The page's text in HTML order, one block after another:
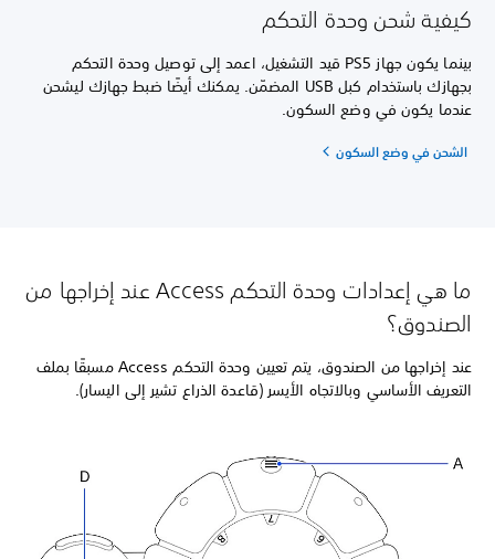
كيفية شحن وحدة التحكم
بينما يكون جهاز PS5 قيد التشغيل، اعمد إلى توصيل وحدة التحكم
بجهازك باستخدام كبل USB المضمّن. يمكنك أيضًا ضبط جهازك ليشحن
عندما يكون في وضع السكون.
الشحن في وضع السكون
ما هي إعدادات وحدة التحكم Access عند إخراجها من
الصندوق؟
عند إخراجها من الصندوق، يتم تعيين وحدة التحكم Access مسبقًا بملف
التعريف الأساسي وبالاتجاه الأيسر (قاعدة الذراع تشير إلى اليسار).